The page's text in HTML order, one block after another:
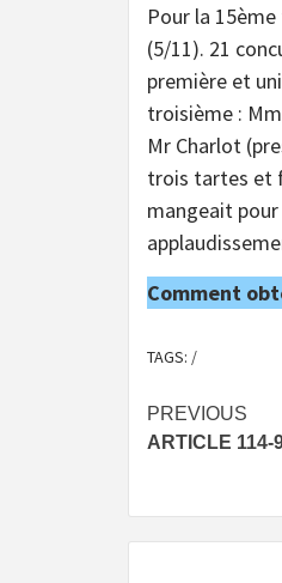
Pour la
(5/11). 21
première et
troisième :
Mr Charlot
trois tartes et
mangeait
Comment
TAGS: /
Post
PREVIOUS
ARTICLE 114-